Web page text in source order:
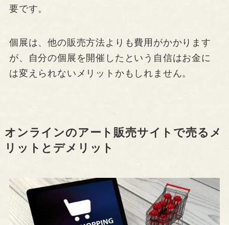
要です。
個展は、他の販売方法よりも費用がかかります
が、自分の個展を開催したという自信はお金に
は変えられないメリットかもしれません。
オンラインのアート販売サイトで売るメ
リットとデメリット